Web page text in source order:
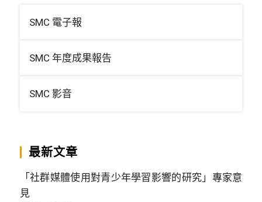
SMC 電子報
SMC 年度成果報告
SMC 影音
最新文章
「社群媒體使用對青少年學習影響的研究」專家意
見